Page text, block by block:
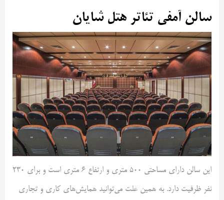
سالن آمفی تئاتر هتل شایان
این سالن دارای مساحتی 500 متری و ارتفاع 6 متری است و برای 230
نفر ظرفیت دارد. به همین علت می‌توانید همایش‌های کاری و تجاری